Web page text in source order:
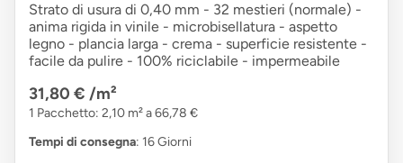
Strato di usura di 0,40 mm - 32 mestieri (normale) -
anima rigida in vinile - microbisellatura - aspetto
legno - plancia larga - crema - superficie resistente -
facile da pulire - 100% riciclabile - impermeabile
31,80 € /m²
1 Pacchetto: 2,10 m² a 66,78 €
Tempi di consegna: 16 Giorni